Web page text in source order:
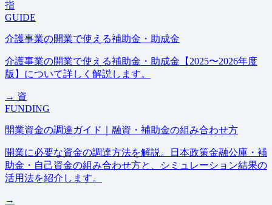
指
GUIDE
介護事業の開業で使える補助金・助成金
介護事業の開業で使える補助金・助成金【2025〜2026年度
版】について詳しく解説します。
→ 資
FUNDING
開業資金の調達ガイド｜融資・補助金の組み合わせ方
開業に必要な資金の調達方法を解説。日本政策金融公庫・補
助金・自己資金の組み合わせ方と、シミュレーション結果の
活用法を紹介します。
→